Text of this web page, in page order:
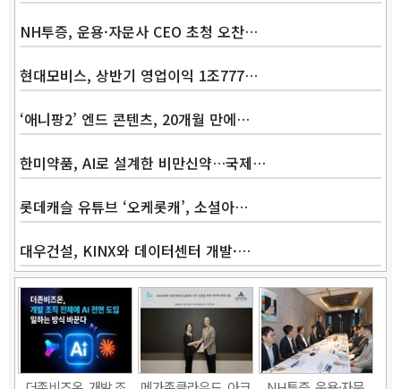
NH투증, 운용·자문사 CEO 초청 오찬…
현대모비스, 상반기 영업이익 1조777…
‘애니팡2’ 엔드 콘텐츠, 20개월 만에…
한미약품, AI로 설계한 비만신약…국제…
롯데캐슬 유튜브 ‘오케롯캐’, 소셜아…
대우건설, KINX와 데이터센터 개발·…